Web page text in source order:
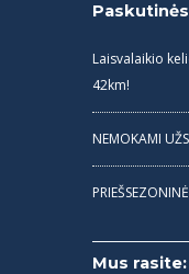
Laisvalaikio
42km!
NEMOKAMI
Mus rasite: